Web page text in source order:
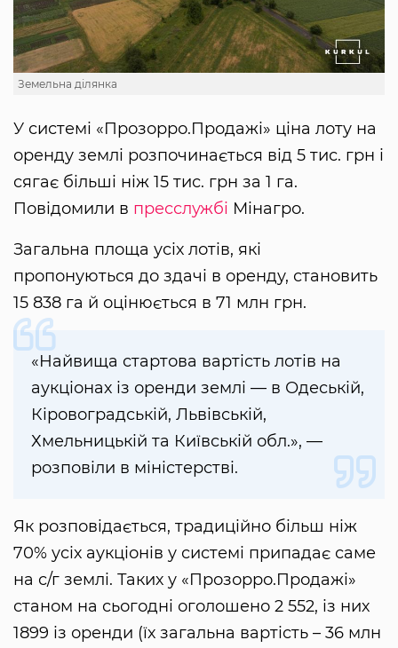
Земельна ділянка
У системі «Прозорро.Продажі» ціна лоту на
оренду землі розпочинається від 5 тис. грн і
сягає більші ніж 15 тис. грн за 1 га.
Повідомили в пресслужбі Мінагро.
Загальна площа усіх лотів, які
пропонуються до здачі в оренду, становить
15 838 га й оцінюється в 71 млн грн.
«Найвища стартова вартість лотів на
аукціонах із оренди землі — в Одеській,
Кіровоградській, Львівській,
Хмельницькій та Київській обл.», —
розповіли в міністерстві.
Як розповідається, традиційно більш ніж
70% усіх аукціонів у системі припадає саме
на с/г землі. Таких у «Прозорро.Продажі»
станом на сьогодні оголошено 2 552, із них
1899 із оренди (їх загальна вартість – 36 млн